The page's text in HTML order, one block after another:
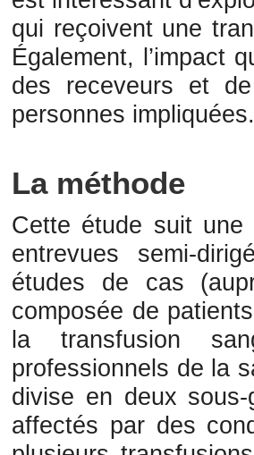
qui reçoivent une
Également, l’impact
des receveurs et
personnes impliquées.
La méthode
Cette étude suit une
entrevues semi-
études de cas
composée de
la transfusion
professionnels de la
divise en deux
affectés par des